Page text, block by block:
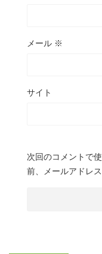
メール ※
サイト
次回のコメントで
前、メールアドレ